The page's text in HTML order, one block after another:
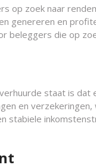
op zoek naar
genereren en
beleggers die op
staat is
en
stabiele